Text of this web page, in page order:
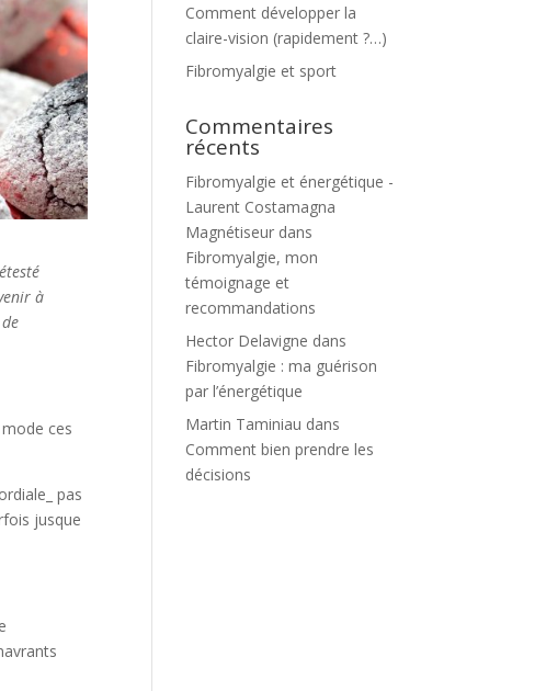
à
ces
pas
jusque
Comment développer la
claire-vision (rapidement ?…)
Fibromyalgie et sport
Commentaires
récents
Fibromyalgie et énergétique -
Laurent Costamagna
Magnétiseur dans
Fibromyalgie, mon
témoignage et
recommandations
Hector Delavigne dans
Fibromyalgie : ma guérison
par l’énergétique
Martin Taminiau dans
Comment bien prendre les
décisions